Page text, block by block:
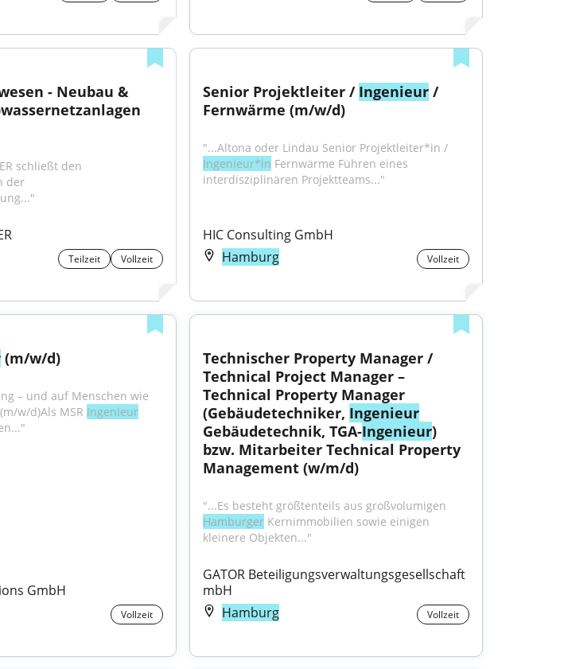
- Neubau &
schließt den
der
Teilzeit Vollzeit
Senior Projektleiter / Ingenieur /
Fernwärme (m/w/d)
"...Altona oder Lindau Senior Projektleiter*in /
Ingenieur*in Fernwärme Führen eines
interdisziplinären Projektteams..."
HIC Consulting GmbH
Hamburg
Vollzeit
(m/w/d)
– und auf Menschen wie
(m/w/d)Als MSR Ingenieur
GmbH
Vollzeit
Technischer Property Manager /
Technical Project Manager –
Technical Property Manager
(Gebäudetechniker, Ingenieur
Gebäudetechnik, TGA-Ingenieur)
bzw. Mitarbeiter Technical Property
Management (w/m/d)
Hamburger Kernimmobilien sowie einigen
kleinere Objekten..."
GATOR Beteiligungsverwaltungsgesellschaft
mbH
Hamburg
Vollzeit